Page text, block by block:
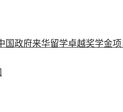
国政府来华留学卓越奖学金